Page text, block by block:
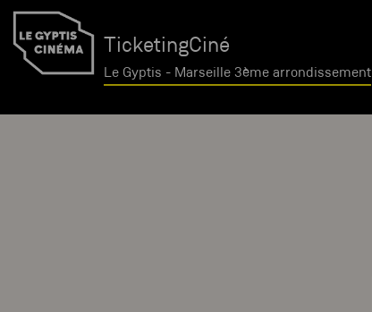
TicketingCiné
Le Gyptis - Marseille 3ème arrondissement